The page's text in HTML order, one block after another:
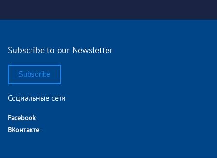
Subscribe to our Newsletter
Subscribe
Социальные сети
Facebook
ВКонтакте